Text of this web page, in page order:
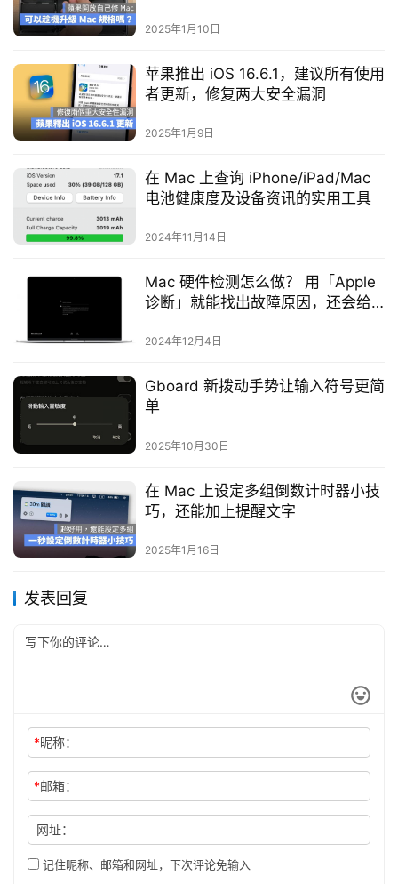
2025年1月10日
苹果推出 iOS 16.6.1，建议所有使用
者更新，修复两大安全漏洞
2025年1月9日
在 Mac 上查询 iPhone/iPad/Mac
电池健康度及设备资讯的实用工具
2024年11月14日
Mac 硬件检测怎么做？ 用「Apple
诊断」就能找出故障原因，还会给
2024年12月4日
Gboard 新拨动手势让输入符号更简
单
2025年10月30日
在 Mac 上设定多组倒数计时器小技
巧，还能加上提醒文字
2025年1月16日
发表回复
*昵称：
*邮箱：
网址：
记住昵称、邮箱和网址，下次评论免输入